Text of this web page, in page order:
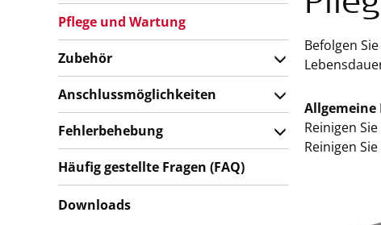
Befolgen
Allgemeine
Reinigen
Reinigen
Pflege und Wartung
Zubehör
Anschlussmöglichkeiten
Fehlerbehebung
Häufig gestellte Fragen (FAQ)
Downloads